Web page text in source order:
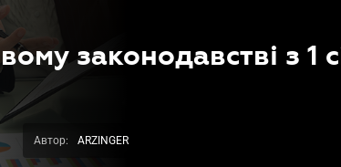
законодавстві з 1
Автор: ARZINGER